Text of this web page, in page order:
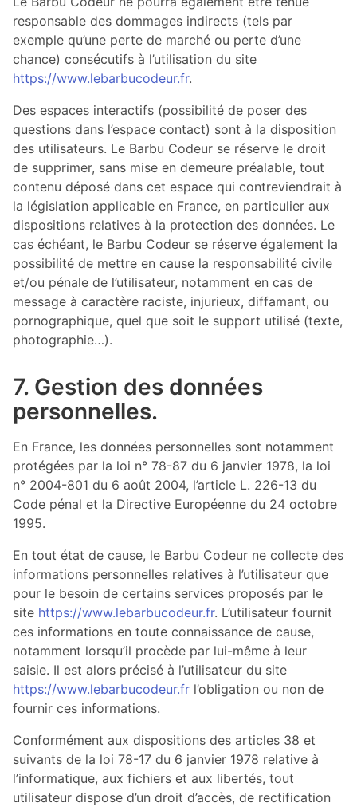
responsable des dommages indirects (tels par
exemple qu’une perte de marché ou perte d’une
chance) consécutifs à l’utilisation du site
https://www.lebarbucodeur.fr.
Des espaces interactifs (possibilité de poser des
questions dans l’espace contact) sont à la disposition
des utilisateurs. Le Barbu Codeur se réserve le droit
de supprimer, sans mise en demeure préalable, tout
contenu déposé dans cet espace qui contreviendrait à
la législation applicable en France, en particulier aux
dispositions relatives à la protection des données. Le
cas échéant, le Barbu Codeur se réserve également la
possibilité de mettre en cause la responsabilité civile
et/ou pénale de l’utilisateur, notamment en cas de
message à caractère raciste, injurieux, diffamant, ou
pornographique, quel que soit le support utilisé (texte,
photographie…).
7. Gestion des données
personnelles.
En France, les données personnelles sont notamment
protégées par la loi n° 78-87 du 6 janvier 1978, la loi
n° 2004-801 du 6 août 2004, l’article L. 226-13 du
Code pénal et la Directive Européenne du 24 octobre
1995.
En tout état de cause, le Barbu Codeur ne collecte des
informations personnelles relatives à l’utilisateur que
pour le besoin de certains services proposés par le
site https://www.lebarbucodeur.fr. L’utilisateur fournit
ces informations en toute connaissance de cause,
notamment lorsqu’il procède par lui-même à leur
saisie. Il est alors précisé à l’utilisateur du site
https://www.lebarbucodeur.fr l’obligation ou non de
fournir ces informations.
Conformément aux dispositions des articles 38 et
suivants de la loi 78-17 du 6 janvier 1978 relative à
l’informatique, aux fichiers et aux libertés, tout
utilisateur dispose d’un droit d’accès, de rectification